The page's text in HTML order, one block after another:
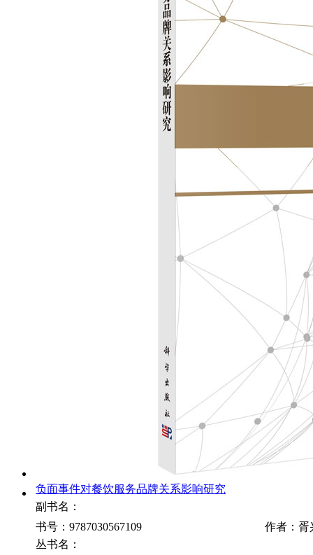
负面事件对餐饮服务品牌关系影响研究
副书名：
书号：9787030567109
作者：胥
丛书名：